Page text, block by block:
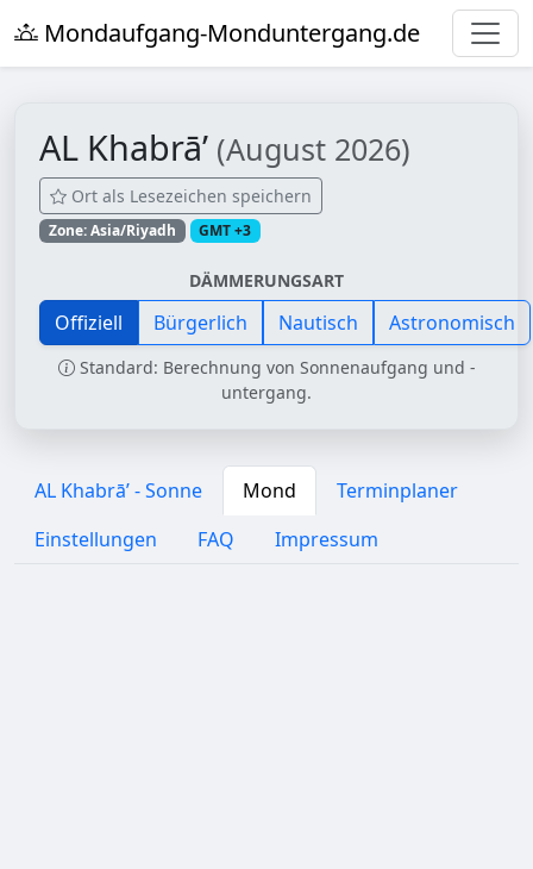
Mondaufgang-Monduntergang.de
AL Khabrā’ (August 2026)
Ort als Lesezeichen speichern
Zone: Asia/Riyadh GMT +3
DÄMMERUNGSART
Offiziell Bürgerlich Nautisch Astronomisch
Standard: Berechnung von Sonnenaufgang und -
untergang.
AL Khabrā’ - Sonne Mond
Terminplaner
Einstellungen
FAQ Impressum